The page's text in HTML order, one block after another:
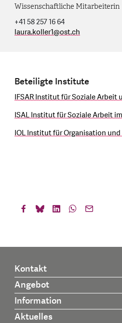
Wissenschaftliche Mitarbeiterin
+41 58 257 16 64
laura.koller1@ost.ch
Beteiligte Institute
IFSAR Institut für Soziale Arbeit
ISAL Institut für Soziale Arbeit
IOL Institut für Organisation und
Kontakt
Angebot
Information
Aktuelles